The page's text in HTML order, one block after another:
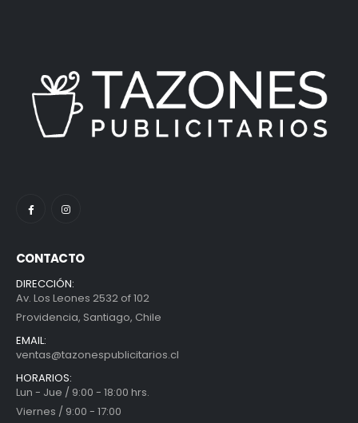
CONTACTO
DIRECCIÓN:
Av. Los Leones 2532 of 102
Providencia, Santiago, Chile
EMAIL:
ventas@tazonespublicitarios.cl
HORARIOS:
Lun - Jue / 9:00 - 18:00 hrs.
Viernes / 9:00 - 17:00